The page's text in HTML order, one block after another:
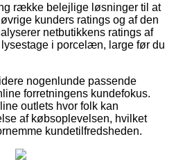
række belejlige løsninger til at
kunders ratings og af den
netbutikkens ratings af
i porcelæn, large før du
nogenlunde passende
forretningens kundefokus.
outlets hvor folk kan
af købsoplevelsen, hvilket
kundetilfredsheden.